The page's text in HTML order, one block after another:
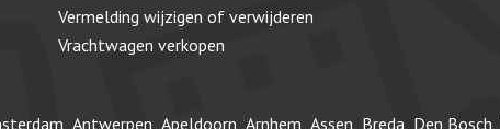
Vermelding wijzigen of verwijderen
Vrachtwagen verkopen
Antwerpen Apeldoorn Arnhem Assen Breda Den Bosch